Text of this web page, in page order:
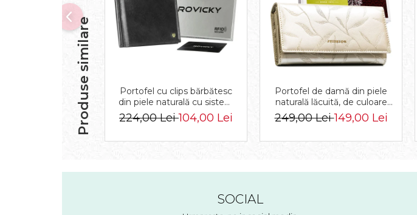
Produse similare
Portofel cu clips bărbătesc
din piele naturală cu sistem
RFID - Rovicky PTR-N1908-
RVT-9799 BLACK
224,00 Lei104,00 Lei
Portofel de damă din piele
naturală lăcuită, de culoare
bej, cu închidere cu capsă -
Peterson
249,00 Lei149,00 Lei
SOCIAL